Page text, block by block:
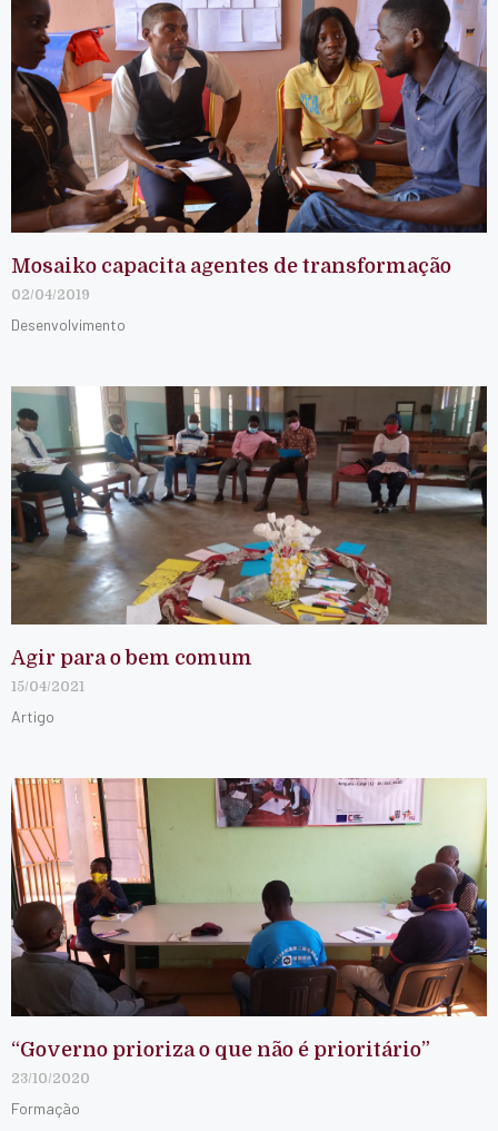
Mosaiko capacita agentes de transformação
02/04/2019
Desenvolvimento
Agir para o bem comum
15/04/2021
Artigo
“Governo prioriza o que não é prioritário”
23/10/2020
Formação